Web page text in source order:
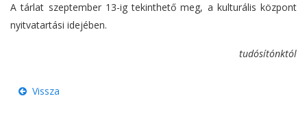
A tárlat szeptember 13-ig tekinthető meg, a kulturális központ
nyitvatartási idejében.
tudósítónktól
Vissza